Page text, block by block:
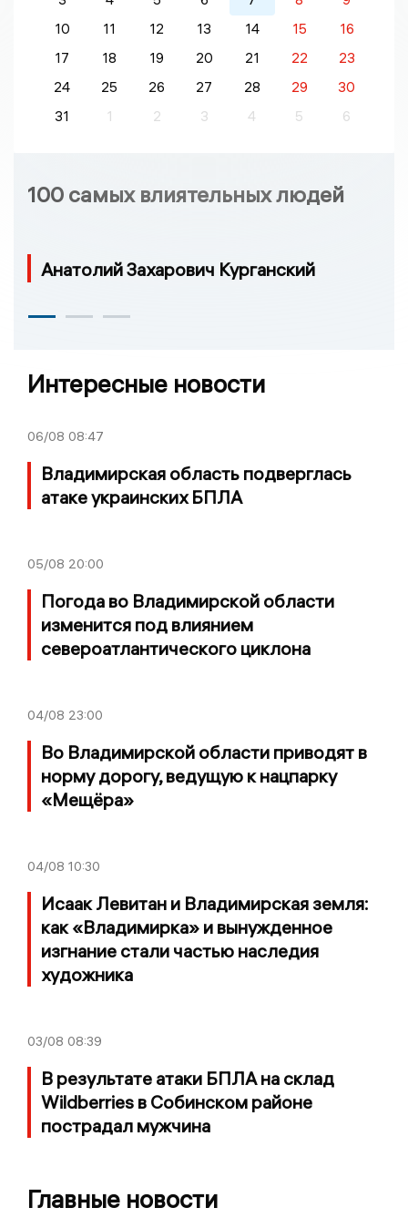
10
11 12 13 14 15
16
17
18 19 20 21 22
23
24
25 26 27 28 29
30
31
1 2 3 4 5 6
100 самых влиятельных людей
Анатолий Захарович Курганский
Интересные новости
06/08 08:47
Владимирская область подверглась
атаке украинских БПЛА
05/08 20:00
Погода во Владимирской области
изменится под влиянием
североатлантического циклона
04/08 23:00
Во Владимирской области приводят в
норму дорогу, ведущую к нацпарку
«Мещёра»
04/08 10:30
Исаак Левитан и Владимирская земля:
как «Владимирка» и вынужденное
изгнание стали частью наследия
художника
03/08 08:39
В результате атаки БПЛА на склад
Wildberries в Собинском районе
пострадал мужчина
Главные новости